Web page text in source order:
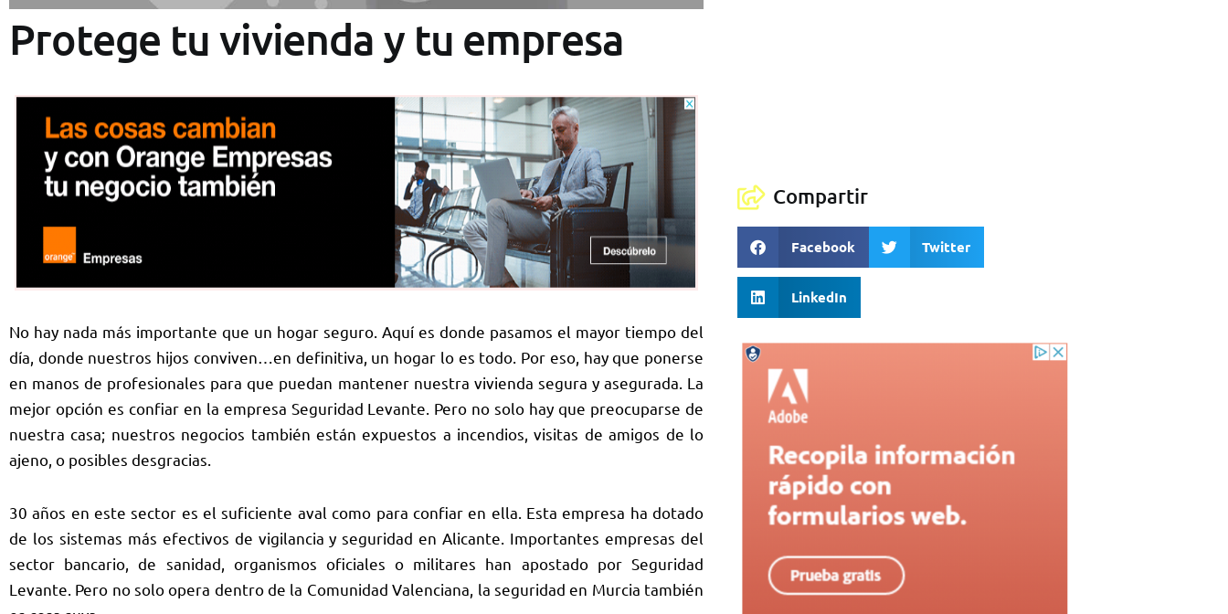
Protege tu vivienda y tu empresa
No hay nada más importante que un hogar seguro. Aquí es donde pasamos el mayor tiempo del
día, donde nuestros hijos conviven…en definitiva, un hogar lo es todo. Por eso, hay que ponerse
en manos de profesionales para que puedan mantener nuestra vivienda segura y asegurada. La
mejor opción es confiar en la empresa Seguridad Levante. Pero no solo hay que preocuparse de
nuestra casa; nuestros negocios también están expuestos a incendios, visitas de amigos de lo
ajeno, o posibles desgracias.
30 años en este sector es el suficiente aval como para confiar en ella. Esta empresa ha dotado
de los sistemas más efectivos de vigilancia yseguridad en Alicante . Importantes empresas del
sector bancario, de sanidad, organismos oficiales o militares han apostado por Seguridad
Levante. Pero no solo opera dentro de la Comunidad Valenciana, la seguridad en Murcia también
Compartir
Facebook Twitter
LinkedIn